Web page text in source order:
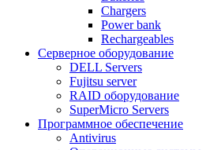
Chargers
Power bank
Rechargeables
Серверное оборудование
DELL Servers
Fujitsu server
RAID оборудование
SuperMicro Servers
Программное обеспечение
Antivirus